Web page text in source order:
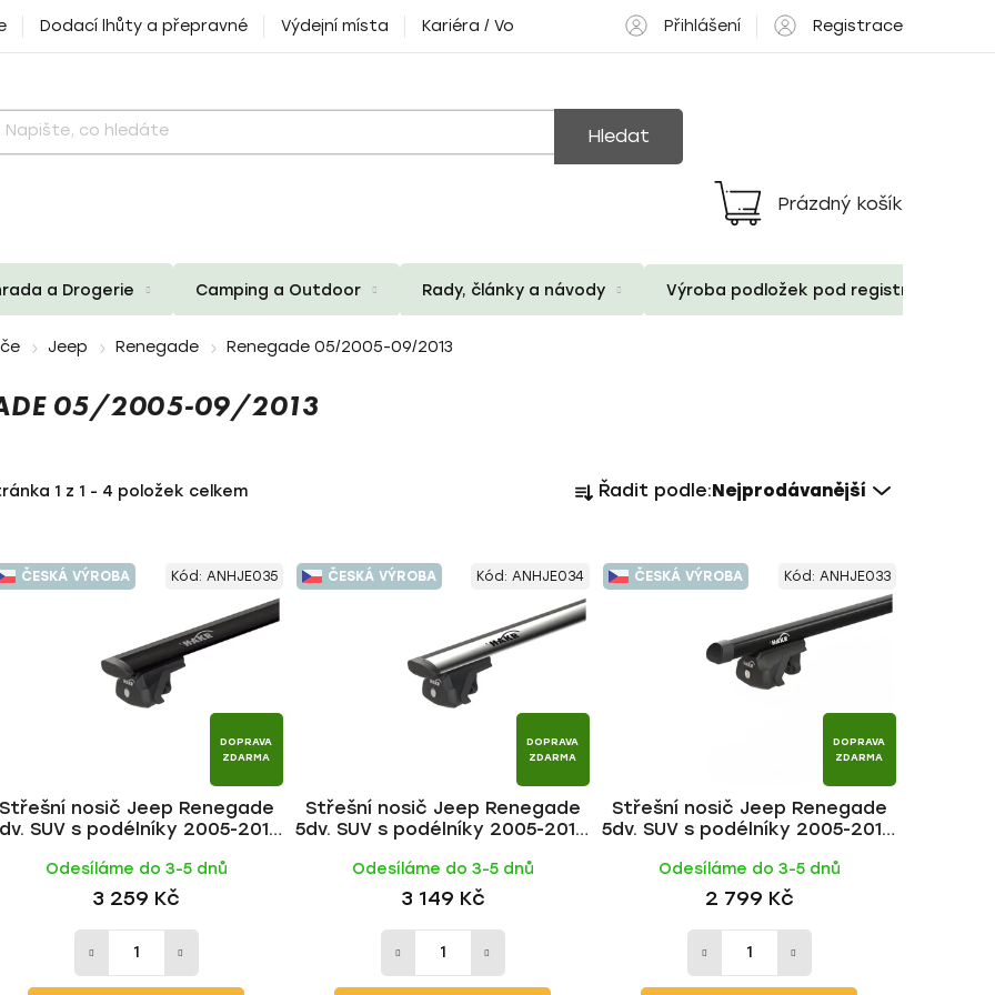
Dodací lhůty a přepravné Výdejní místa Kariéra / Volné pozice Přihlášení Registrace
Hledat
Nákupní
košík
Prázdný košík
a Drogerie Camping a Outdoor Rady, články a návody Výroba podložek pod registrační
Jeep Renegade Renegade 05/2005-09/2013
05/2005-09/2013
1 z 1 - 4 položek celkem
a
n
í
o
d
u
k
t
Řadit podle:Nejprodávanější
ČESKÁ VÝROBA
DOPRAVA
ZDARMA
Střešní nosič Jeep Renegade
SUV s podélníky 2005-2013,
Odesíláme do 3-5 dnů
3 259 Kč
Kód: ANHJE035 ČESKÁ VÝROBA
DOPRAVA
ZDARMA
Střešní nosič Jeep Renegade
5dv. SUV s podélníky 2005-2013,
Odesíláme do 3-5 dnů
3 149 Kč
Kód: ANHJE034 ČESKÁ VÝROBA
DOPRAVA
ZDARMA
Střešní nosič Jeep Renegade
5dv. SUV s podélníky 2005-2013,
Odesíláme do 3-5 dnů
2 799 Kč
Kód: ANHJE033